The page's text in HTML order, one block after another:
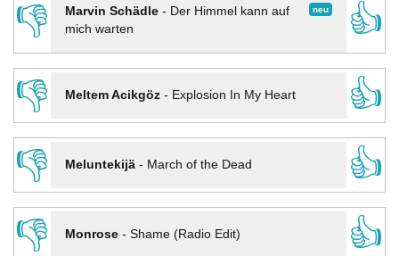
👎 neu
Marvin Schädle- Der Himmel kann auf
mich warten
👍
👎
Meltem Acikgöz- Explosion In My Heart
👍
👎
Meluntekijä- March of the Dead
👍
👎
Monrose- Shame (Radio Edit)
👍